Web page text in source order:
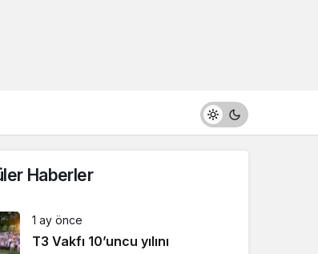
Haberler
1 ay önce
T3 Vakfı 10’uncu yılını